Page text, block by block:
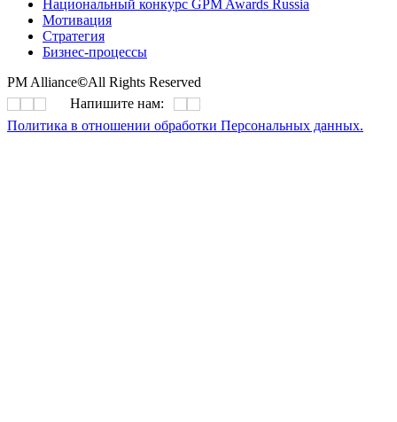
Национальный конкурс GPM Awards Russia
Мотивация
Стратегия
Бизнес-процессы
PM Alliance©All Rights Reserved
Напишите нам:
Политика в отношении обработки Персональных данных.